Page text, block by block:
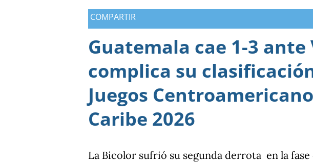
medallas de plata, aunque ambos países
oros (10).
COMPARTIR
Guatemala cae 1-3 ante
complica su
Juegos
Caribe 2026
La Bicolor sufrió su segunda derrota en la